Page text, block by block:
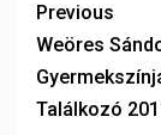
Previous
Weöres
Találkozó